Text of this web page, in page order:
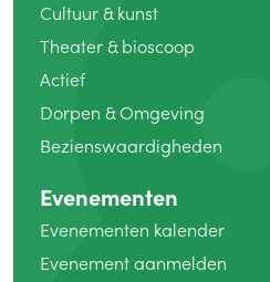
Cultuur&kunst
Theater&bioscoop
Actief
Dorpen &Omgeving
Bezienswaardigheden
Evenementen
Evenementen kalender
Evenement aanmelden